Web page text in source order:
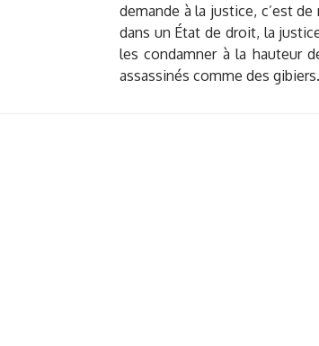
demande à la justice, c’est
dans un État de droit, la
les condamner à la hauteur
assassinés comme des